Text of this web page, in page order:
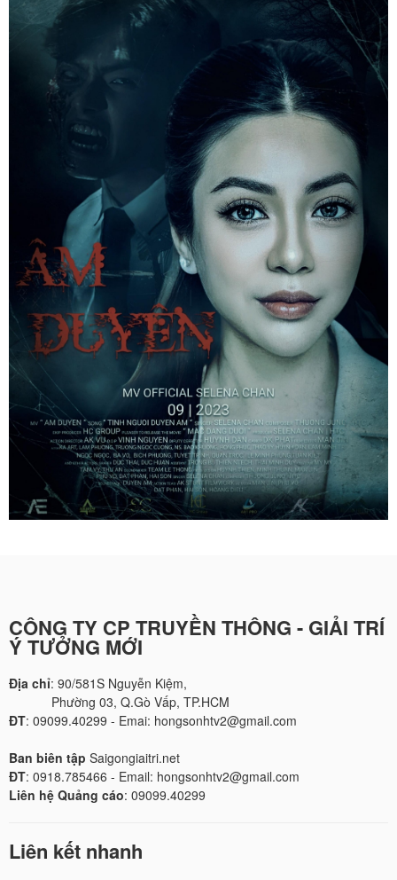
CÔNG TY CP TRUYỀN THÔNG - GIẢI TRÍ
Ý TƯỞNG MỚI
Địa chỉ: 90/581S Nguyễn Kiệm,
Phường 03, Q.Gò Vấp, TP.HCM
ĐT: 09099.40299 - Emai: hongsonhtv2@gmail.com
Ban biên tập Saigongiaitri.net
ĐT: 0918.785466 - Email: hongsonhtv2@gmail.com
Liên hệ Quảng cáo: 09099.40299
Liên kết nhanh